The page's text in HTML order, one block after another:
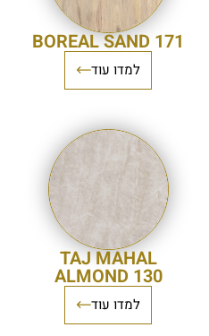
BOREAL SAND 171
למדו עוד
TAJ MAHAL
ALMOND 130
למדו עוד